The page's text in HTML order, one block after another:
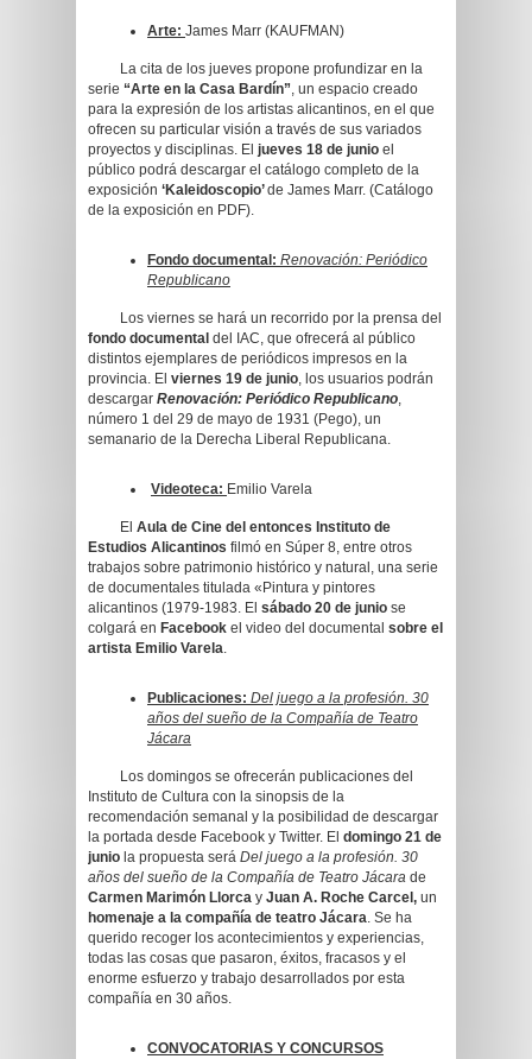
Arte: James Marr (KAUFMAN)
La cita de los jueves propone profundizar en la
serie “Arte en la Casa Bardín”, un espacio creado
para la expresión de los artistas alicantinos, en el que
ofrecen su particular visión a través de sus variados
proyectos y disciplinas. El jueves 18 de junio el
público podrá descargar el catálogo completo de la
exposición ‘Kaleidoscopio’de James Marr. (Catálogo
de la exposición en PDF).
Fondo documental: Renovación: Periódico
Republicano
Los viernes se hará un recorrido por la prensa del
fondo documental del IAC, que ofrecerá al público
distintos ejemplares de periódicos impresos en la
provincia. El viernes 19 de junio, los usuarios podrán
descargar Renovación: Periódico Republicano,
número 1 del 29 de mayo de 1931 (Pego), un
semanario de la Derecha Liberal Republicana.
Videoteca: Emilio Varela
El Aula de Cine del entonces Instituto de
Estudios Alicantinos filmó en Súper 8, entre otros
trabajos sobre patrimonio histórico y natural, una serie
de documentales titulada «Pintura y pintores
alicantinos (1979-1983. El sábado 20 de junio se
colgará en Facebook el video del documental sobre el
artista Emilio Varela.
Publicaciones: Del juego a la profesión. 30
años del sueño de la Compañía de Teatro
Jácara
Los domingos se ofrecerán publicaciones del
Instituto de Cultura con la sinopsis de la
recomendación semanal y la posibilidad de descargar
la portada desde Facebook y Twitter. El domingo 21 de
junio la propuesta será Del juego a la profesión. 30
años del sueño de la Compañía de Teatro Jácara de
Carmen Marimón Llorca y Juan A. Roche Carcel, un
homenaje a la compañía de teatro Jácara. Se ha
querido recoger los acontecimientos y experiencias,
todas las cosas que pasaron, éxitos, fracasos y el
enorme esfuerzo y trabajo desarrollados por esta
compañía en 30 años.
CONVOCATORIAS Y CONCURSOS